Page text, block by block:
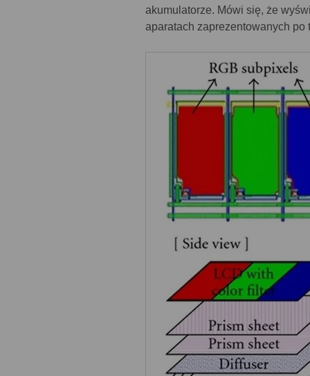
akumulatorze. Mówi się, że
aparatach zaprezentowanych po